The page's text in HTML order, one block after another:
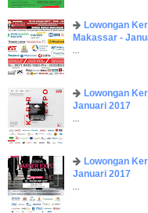
Lowongan
Makassar -
...
Lowongan
Januari 2017
...
Lowongan
Januari 2017
...